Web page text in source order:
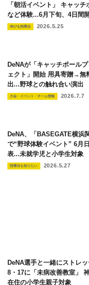
「朝活イベント」 キャッチ
など体験...6月下旬、4日間
伸びる指導法 2026.5.25
DeNAが「キャッチボール
ェクト」開始 用具寄贈→無
出...野球との触れ合い演出
大会・イベント・チーム情報 2026.7.7
DeNA、「BASEGATE横浜
で“野球体験イベント” 6月
表...未就学児と小学生対象
指導法を知りたい 2026.5.27
DeNA選手と一緒にストレ
8・17に「未病改善教室」 神
在住の小学生親子対象